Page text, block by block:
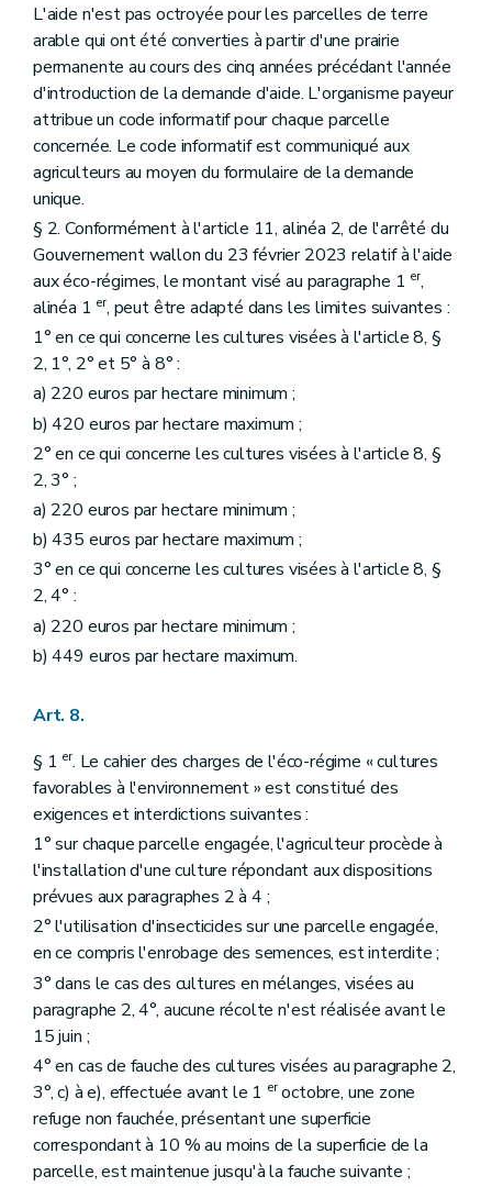
L'aide n'est pas octroyée pour les parcelles de terre
arable qui ont été converties à partir d'une prairie
permanente au cours des cinq années précédant l'année
d'introduction de la demande d'aide. L'organisme payeur
attribue un code informatif pour chaque parcelle
concernée. Le code informatif est communiqué aux
agriculteurs au moyen du formulaire de la demande
unique.
§ 2. Conformément à l'article 11, alinéa 2, de l'arrêté du
Gouvernement wallon du 23 février 2023 relatif à l'aide
aux éco-régimes, le montant visé au paragraphe 1 er,
alinéa 1 er, peut être adapté dans les limites suivantes :
1° en ce qui concerne les cultures visées à l'article 8, §
2, 1°, 2° et 5° à 8° :
a) 220 euros par hectare minimum ;
b) 420 euros par hectare maximum ;
2° en ce qui concerne les cultures visées à l'article 8, §
2, 3° ;
a) 220 euros par hectare minimum ;
b) 435 euros par hectare maximum ;
3° en ce qui concerne les cultures visées à l'article 8, §
2, 4° :
a) 220 euros par hectare minimum ;
b) 449 euros par hectare maximum.
Art. 8.
§ 1 er. Le cahier des charges de l'éco-régime « cultures
favorables à l'environnement » est constitué des
exigences et interdictions suivantes :
1° sur chaque parcelle engagée, l'agriculteur procède à
l'installation d'une culture répondant aux dispositions
prévues aux paragraphes 2 à 4 ;
2° l'utilisation d'insecticides sur une parcelle engagée,
en ce compris l'enrobage des semences, est interdite ;
3° dans le cas des cultures en mélanges, visées au
paragraphe 2, 4°, aucune récolte n'est réalisée avant le
15 juin ;
4° en cas de fauche des cultures visées au paragraphe 2,
3°, c) à e), effectuée avant le 1 eroctobre, une zone
refuge non fauchée, présentant une superficie
correspondant à 10 % au moins de la superficie de la
parcelle, est maintenue jusqu'à la fauche suivante ;